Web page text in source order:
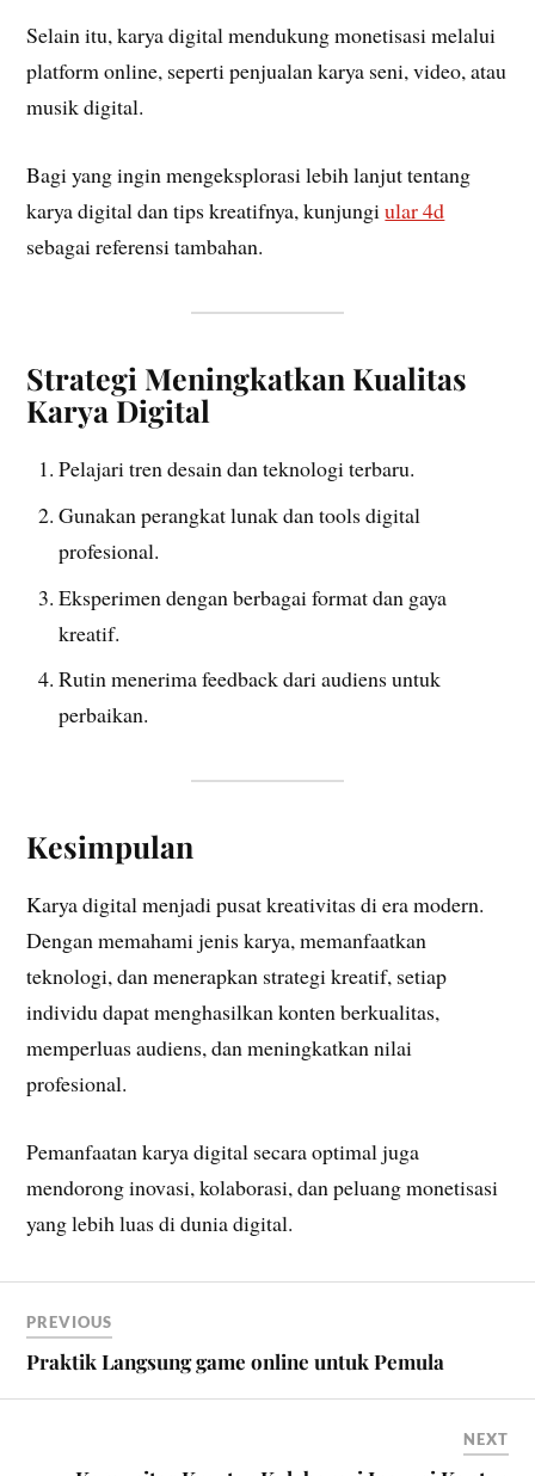
Selain itu, karya digital mendukung monetisasi melalui
platform online, seperti penjualan karya seni, video, atau
musik digital.
Bagi yang ingin mengeksplorasi lebih lanjut tentang
karya digital dan tips kreatifnya, kunjungiular 4d
sebagai referensi tambahan.
Strategi Meningkatkan Kualitas
Karya Digital
Pelajari tren desain dan teknologi terbaru.
Gunakan perangkat lunak dan tools digital
profesional.
Eksperimen dengan berbagai format dan gaya
kreatif.
Rutin menerima feedback dari audiens untuk
perbaikan.
Kesimpulan
Karya digital menjadi pusat kreativitas di era modern.
Dengan memahami jenis karya, memanfaatkan
teknologi, dan menerapkan strategi kreatif, setiap
individu dapat menghasilkan konten berkualitas,
memperluas audiens, dan meningkatkan nilai
profesional.
Pemanfaatan karya digital secara optimal juga
mendorong inovasi, kolaborasi, dan peluang monetisasi
yang lebih luas di dunia digital.
PREVIOUS
Praktik Langsung game online untuk Pemula
NEXT